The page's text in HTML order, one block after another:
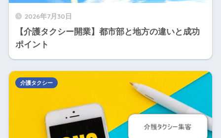
2026年7月30日
【介護タクシー開業】都市部と地方の違いと成功
ポイント
介護タクシー